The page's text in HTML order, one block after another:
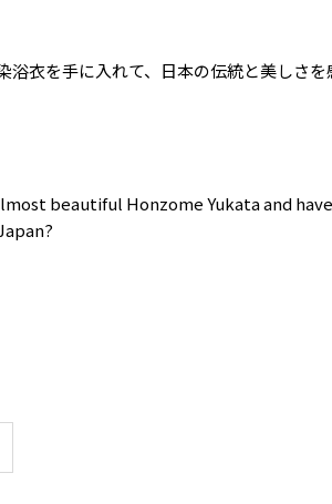
浴衣を手に入れて、日本の伝統と美しさ
beautiful Honzome Yukata and